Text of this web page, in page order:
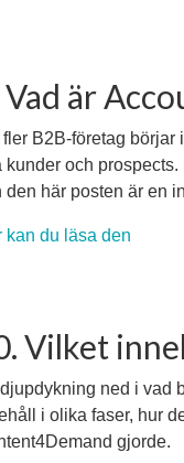
Vad är
B2B-företag börjar
kunder och
den här posten är en
kan du läsa den
Vilket
ned i vad
i olika faser, hur
gjorde.